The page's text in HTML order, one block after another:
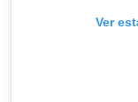
Ver